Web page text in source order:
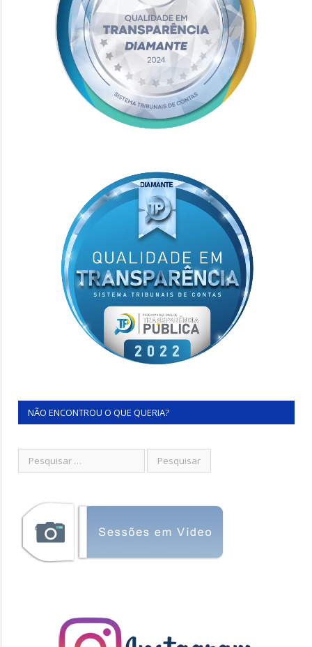
NÃO ENCONTROU O QUE QUERIA?